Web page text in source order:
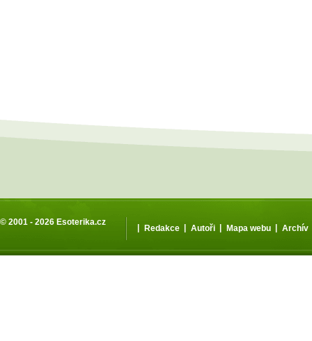
© 2001 - 2026 Esoterika.cz
| Redakce | Autoři | Mapa webu | Archív